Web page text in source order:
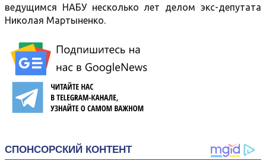
ведущимся НАБУ несколько лет делом экс-депутата
Николая Мартыненко.